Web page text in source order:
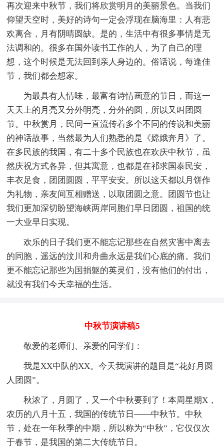
再次迎来中秋节，我们将欣赏明月的美丽景色。当我们
仰望天空时，美好的诗句一定会浮现在脑海里：人有悲
欢离合，月有阴晴圆缺。是的，生活中有很多事情是无
法调和的。很多在国外读书工作的人，为了自己的理
想，这个时候是无法回到亲人身边的。俗话说，每逢佳
节，我们都会想家。
为最具有人情味，最富有诗情画意的节日，而这一
天天上的月亮又分外明亮，分外的圆，所以又叫团圆
节。中秋赏月，民间一直流传着多个不同的传说和美丽
的神话故事，当然最为人们熟悉的是《嫦娥奔月》了。
在多民族的我国，有二十多个民族也在欢庆中秋节，虽
然庆祝方式各异，但其寓意，也都是在祁求国泰民安，
丰衣足食，团团圆圆，平平安安。所以这天都以月饼作
为礼物，亲友间互相赠送，以取团圆之意。团圆节也让
我们更加深切盼望海峡两岸同胞们早日团圆，祖国的统
一大业早日实现。
欢乐的日子我们更不能忘记那些在自然灾害中离去
的同胞，遥远的汶川和舟曲永远是我们心底的痛。我们
更不能忘记那些为国捐躯的英灵们，没有他们的付出，
就没有我们今天幸福的生活。
中秋节演讲稿5
敬爱的老师们、亲爱的同学们：
我是XX中队的XX。今天我演讲的题目是“花好月圆
人团圆”。
秋浓了，月圆了，又一个中秋要到了！本周星期X，
农历的八月十五，我国的传统节日——中秋节。中秋
节，处在一年秋季的中期，所以称为“中秋”，它仅仅次
于春节，是我国的第二大传统节日。